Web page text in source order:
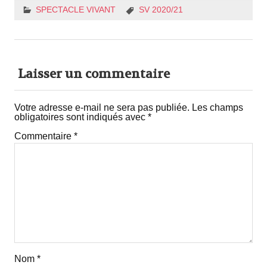
SPECTACLE VIVANT SV 2020/21
Laisser un commentaire
Votre adresse e-mail ne sera pas publiée. Les champs
obligatoires sont indiqués avec *
Commentaire *
Nom *